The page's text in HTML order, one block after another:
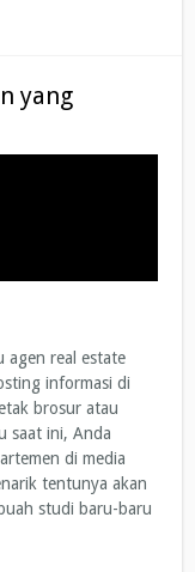
yang
agen real estate
informasi di
brosur atau
saat ini, Anda
di media
tentunya akan
studi baru-baru